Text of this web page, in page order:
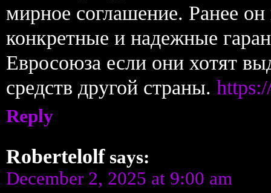
мирное соглашение. Ранее
конкретные и надежные
Евросоюза если они хотят
средств другой страны.
Reply
Robertelolf says:
December 2, 2025 at 9:00 am